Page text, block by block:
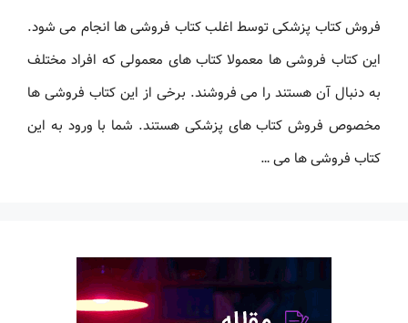
فروش کتاب پزشکی توسط اغلب کتاب فروشی ها انجام می شود.
این کتاب فروشی ها معمولا کتاب های معمولی که افراد مختلف
به دنبال آن هستند را می فروشند. برخی از این کتاب فروشی ها
مخصوص فروش کتاب های پزشکی هستند. شما با ورود به این
کتاب فروشی ها می …